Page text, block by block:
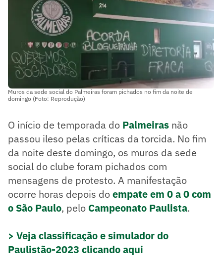
Muros da sede social do Palmeiras foram pichados no fim da noite de
domingo (Foto: Reprodução)
O início de temporada do Palmeiras não
passou ileso pelas críticas da torcida. No fim
da noite deste domingo, os muros da sede
social do clube foram pichados com
mensagens de protesto. A manifestação
ocorre horas depois doempate em 0 a 0 com
o São Paulo, pelo Campeonato Paulista.
> Veja classificação e simulador do
Paulistão-2023 clicando aqui